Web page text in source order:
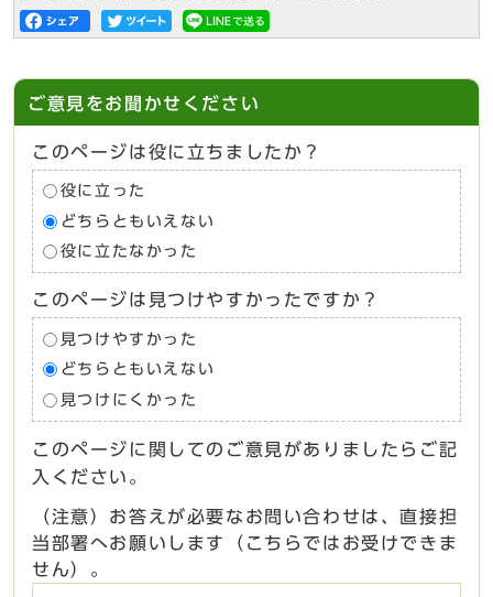
ご意見をお聞かせください
このページは役に立ちましたか？
役に立った
どちらともいえない
役に立たなかった
このページは見つけやすかったですか？
見つけやすかった
どちらともいえない
見つけにくかった
このページに関してのご意見がありましたらご記
入ください。
（注意）お答えが必要なお問い合わせは、直接担
当部署へお願いします（こちらではお受けできま
せん）。